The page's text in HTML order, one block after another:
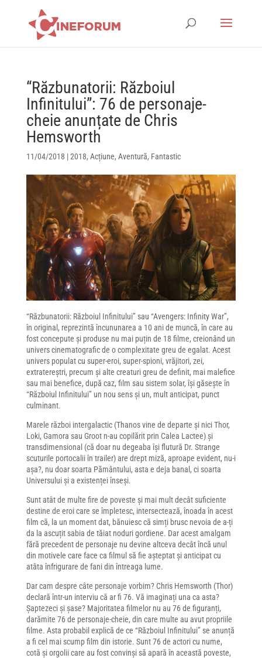
“Răzbunatorii: Războiul
Infinitului”: 76 de personaje-
cheie anunțate de Chris
Hemsworth
11/04/2018 |2018, Acțiune, Aventură, Fantastic
“Răzbunatorii: Războiul Infinitului” sau “Avengers: Infinity War”,
în original, reprezintă încununarea a 10 ani de muncă, în care au
fost concepute și produse nu mai puțin de 18 filme, creionând un
univers cinematografic de o complexitate greu de egalat. Acest
univers populat cu super-eroi, super-spioni, vrăjitori, zei,
extratereștri, precum și alte creaturi greu de definit, mai malefice
sau mai benefice, după caz, film sau sistem solar, își găsește în
“Războiul Infinitului” un nou sens și un, mult anticipat, punct
culminant.
Marele război intergalactic (Thanos vine de departe și nici Thor,
Loki, Gamora sau Groot n-au copilărit prin Calea Lactee) și
transdimensional (că doar nu degeaba își flutură Dr. Strange
scuturile portocalii în trailer) are drept miză, aproape evident, nu-i
așa?, nu doar soarta Pământului, asta e deja banal, ci soarta
Universului și a existenței înseși.
Sunt atât de multe fire de poveste și mai mult decât suficiente
destine de eroi care se împletesc, intersectează, înoada în acest
film că, la un moment dat, bănuiesc că simți brusc nevoia de a-ți
da la ascuțit sabia de tăiat noduri gordiene. Dar acest amalgam
fără precedent de personaje nu devine altceva decât încă unul
din motivele care face ca filmul să fie așteptat și anticipat cu
atâta înfrigurare de fani din întreaga lume.
Dar cam despre câte personaje vorbim? Chris Hemsworth (Thor)
declară într-un interviu că ar fi 76. Vă imaginați una ca asta?
Șaptezeci și șase? Majoritatea filmelor nu au 76 de figuranți,
darămite 76 de personaje-cheie, din care multe au avut propriile
filme. Asta probabil explică de ce “Războiul Infinitului” se anunță
a fi cel mai scump film din istorie. Sunt 76 de actori cu nume,
cotă și orgolii care au fost convinși să apară în această poveste,